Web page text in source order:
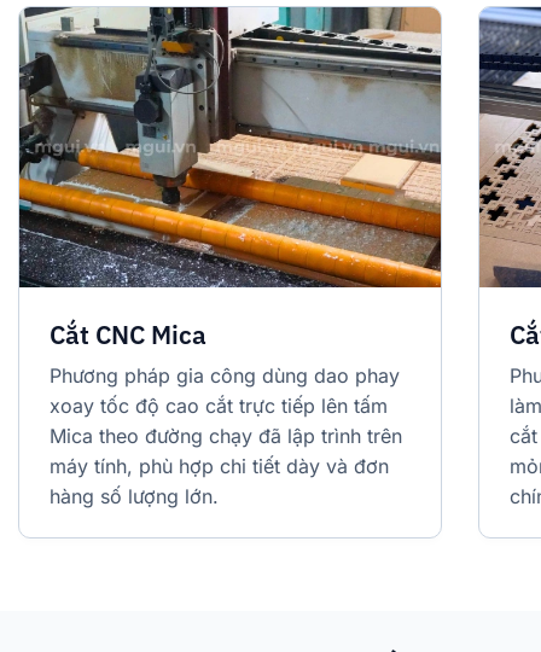
Cắt CNC Mica
Phương pháp gia công dùng dao phay
xoay tốc độ cao cắt trực tiếp lên tấm
Mica theo đường chạy đã lập trình trên
máy tính, phù hợp chi tiết dày và đơn
hàng số lượng lớn.